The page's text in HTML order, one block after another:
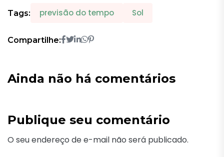
Tags: previsão do tempo Sol
Compartilhe:
Ainda não há comentários
Publique seu comentário
O seu endereço de e-mail não será publicado.